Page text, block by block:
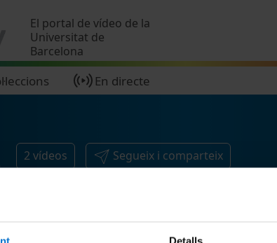
El portal de vídeo de la
Universitat de
Barcelona
En directe
2 vídeos Segueix i comparteix